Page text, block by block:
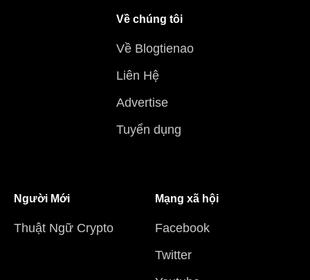
Về chúng tôi
Về Blogtienao
Liên Hệ
Advertise
Tuyển dụng
Người Mới
Thuật Ngữ Crypto
Mạng xã hội
Facebook
Twitter